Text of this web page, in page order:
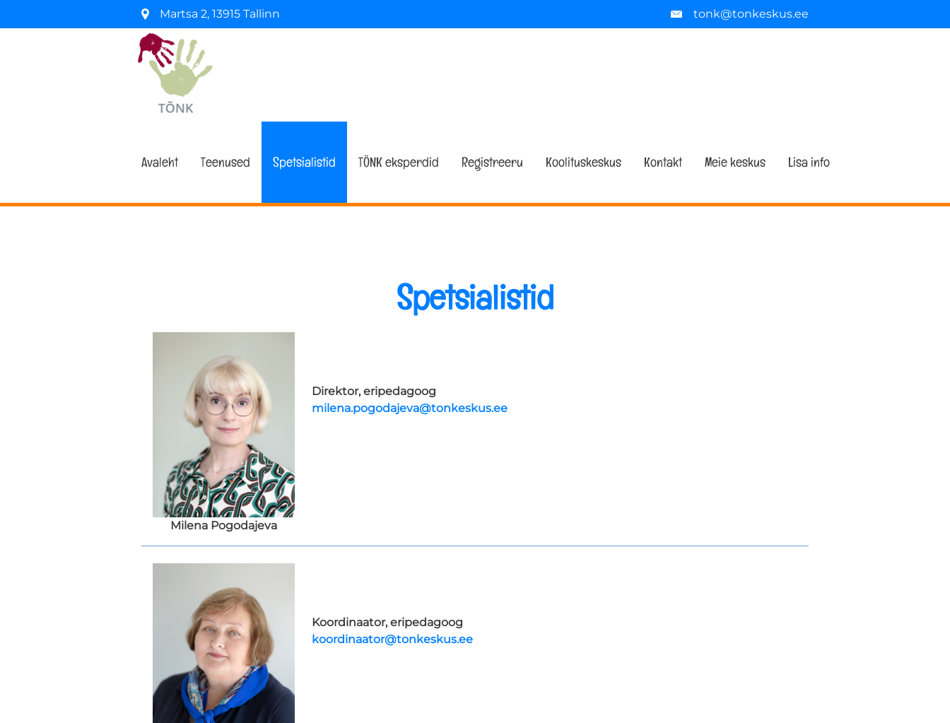
Martsa 2, 13915 Tallinn tonk@tonkeskus.ee
Avaleht Teenused Spetsialistid TÖNK eksperdid Registreeru Koolituskeskus Kontakt Meie keskus Lisa info
Spetsialistid
Milena Pogodajeva
Direktor, eripedagoog
milena.pogodajeva@tonkeskus.ee
Koordinaator, eripedagoog
koordinaator@tonkeskus.ee